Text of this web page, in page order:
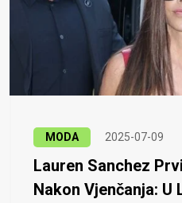
MODA 2025-07-09
Lauren Sanchez
Nakon Vjenčanja: U